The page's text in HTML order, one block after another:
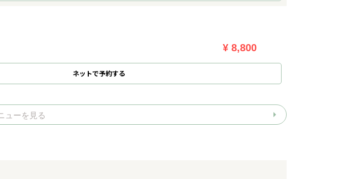
¥ 8,800
ネットで予約する
ューを見る